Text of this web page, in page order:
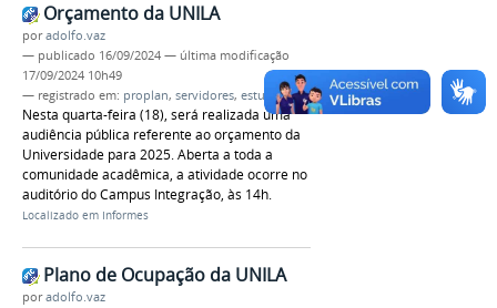
Orçamento da UNILA
poradolfo.vaz
— publicado 16/09/2024 — última modificação
17/09/2024 10h49
— registrado em: proplan, servidores, estudantes
Nesta quarta-feira (18), será realizada uma
audiência pública referente ao orçamento da
Universidade para 2025. Aberta a toda a
comunidade acadêmica, a atividade ocorre no
auditório do Campus Integração, às 14h.
Localizado em Informes
Plano de Ocupação da UNILA
poradolfo.vaz